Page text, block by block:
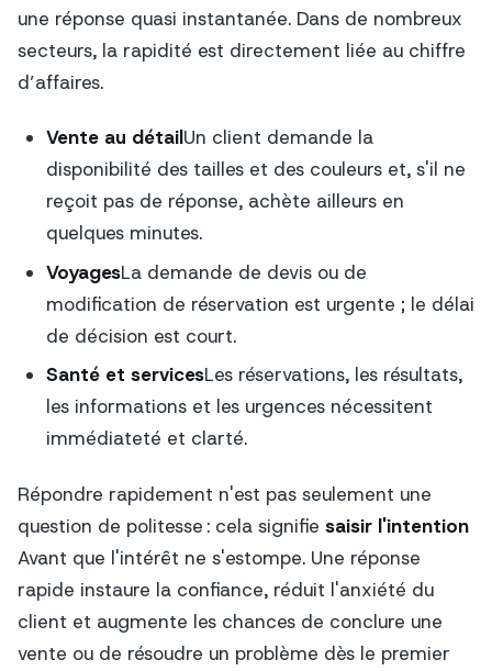
une réponse quasi instantanée. Dans de nombreux
secteurs, la rapidité est directement liée au chiffre
d’affaires.
Vente au détailUn client demande la
disponibilité des tailles et des couleurs et, s'il ne
reçoit pas de réponse, achète ailleurs en
quelques minutes.
VoyagesLa demande de devis ou de
modification de réservation est urgente ; le délai
de décision est court.
Santé et servicesLes réservations, les résultats,
les informations et les urgences nécessitent
immédiateté et clarté.
Répondre rapidement n'est pas seulement une
question de politesse : cela signifie saisir l'intention
Avant que l'intérêt ne s'estompe. Une réponse
rapide instaure la confiance, réduit l'anxiété du
client et augmente les chances de conclure une
vente ou de résoudre un problème dès le premier